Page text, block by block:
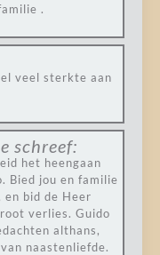
.
veel sterkte aan
schreef:
het heengaan
Bied jou en familie
bid de Heer
verlies. Guido
althans,
naastenliefde.